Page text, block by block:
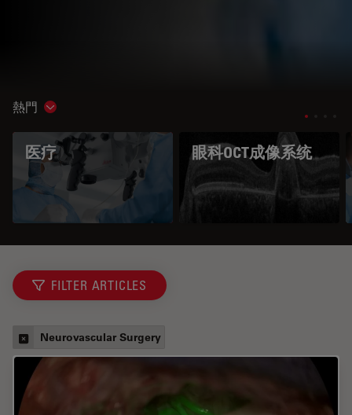
熱門 Show subnavigation
医疗 眼科OCT成像系统
FILTER ARTICLES
Neurovascular Surgery